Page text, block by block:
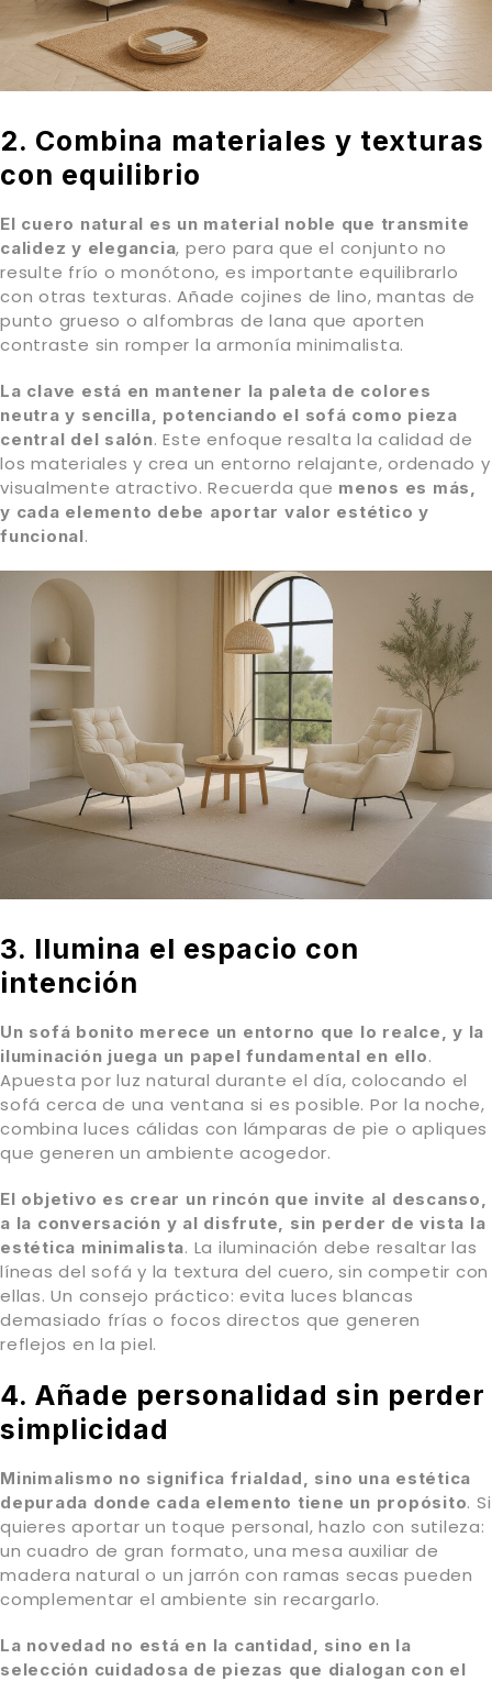
2. Combina materiales y texturas
con equilibrio
El cuero natural es un material noble que transmite
calidez y elegancia, pero para que el conjunto no
resulte frío o monótono, es importante equilibrarlo
con otras texturas. Añade cojines de lino, mantas de
punto grueso o alfombras de lana que aporten
contraste sin romper la armonía minimalista.
La clave está en mantener la paleta de colores
neutra y sencilla, potenciando el sofá como pieza
central del salón. Este enfoque resalta la calidad de
los materiales y crea un entorno relajante, ordenado y
visualmente atractivo. Recuerda que menos es más,
y cada elemento debe aportar valor estético y
funcional.
3. Ilumina el espacio con
intención
Un sofá bonito merece un entorno que lo realce, y la
iluminación juega un papel fundamental en ello.
Apuesta por luz natural durante el día, colocando el
sofá cerca de una ventana si es posible. Por la noche,
combina luces cálidas con lámparas de pie o apliques
que generen un ambiente acogedor.
El objetivo es crear un rincón que invite al descanso,
a la conversación y al disfrute, sin perder de vista la
estética minimalista. La iluminación debe resaltar las
líneas del sofá y la textura del cuero, sin competir con
ellas. Un consejo práctico: evita luces blancas
demasiado frías o focos directos que generen
reflejos en la piel.
4. Añade personalidad sin perder
simplicidad
Minimalismo no significa frialdad, sino una estética
depurada donde cada elemento tiene un propósito. Si
quieres aportar un toque personal, hazlo con sutileza:
un cuadro de gran formato, una mesa auxiliar de
madera natural o un jarrón con ramas secas pueden
complementar el ambiente sin recargarlo.
La novedad no está en la cantidad, sino en la
selección cuidadosa de piezas que dialogan con el